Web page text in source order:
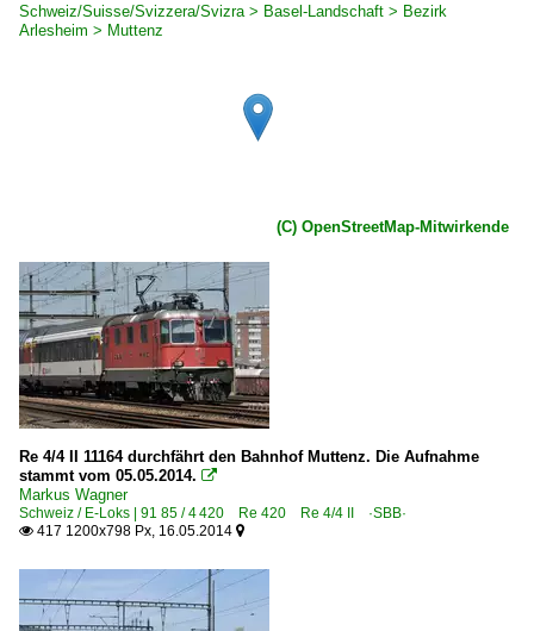
Schweiz/Suisse/Svizzera/Svizra > Basel-Landschaft > Bezirk
Arlesheim > Muttenz
(C) OpenStreetMap-Mitwirkende
Re 4/4 II 11164 durchfährt den Bahnhof Muttenz. Die Aufnahme
stammt vom 05.05.2014. 
Markus Wagner
Schweiz / E-Loks | 91 85 / 4 420 Re 420 Re 4/4 II ·SBB·
 417 1200x798 Px, 16.05.2014 